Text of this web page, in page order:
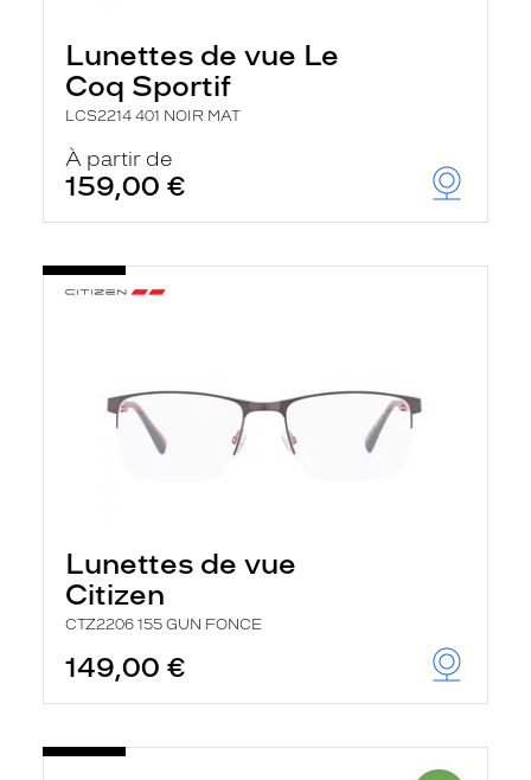
Lunettes de vue Le
Coq Sportif
LCS2214 401 NOIR MAT
À partir de
159,00 €
Lunettes de vue
Citizen
CTZ2206 155 GUN FONCE
149,00 €